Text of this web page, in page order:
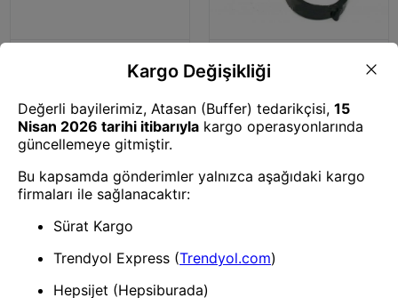
- Kontrol, Için Özel Kutulu Metal
-20x30 2k-30mm Çıft Optik
Lens Katlanan Cep Büyüteç.